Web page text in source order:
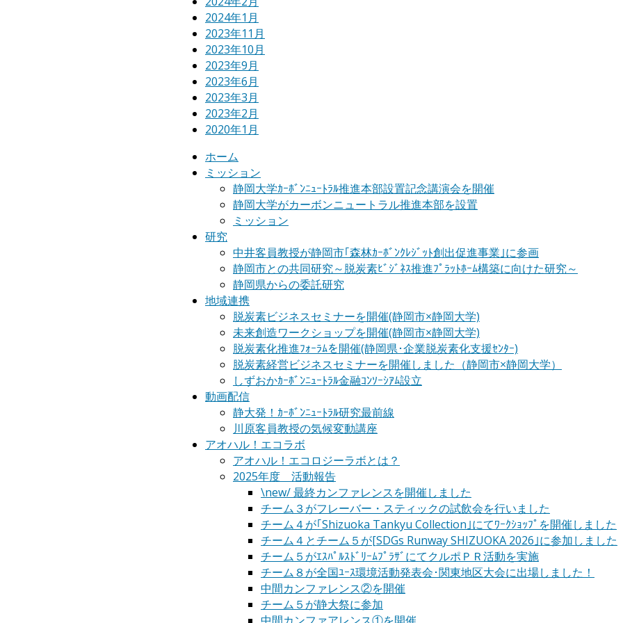
2024年1月
2023年11月
2023年10月
2023年9月
2023年6月
2023年3月
2023年2月
2020年1月
ホーム
ミッション
静岡大学ｶｰﾎﾞﾝﾆｭｰﾄﾗﾙ推進本部設置記念講演会を開催
静岡大学がカーボンニュートラル推進本部を設置
ミッション
研究
中井客員教授が静岡市｢森林ｶｰﾎﾞﾝｸﾚｼﾞｯﾄ創出促進事業｣に参画
静岡市との共同研究～脱炭素ﾋﾞｼﾞﾈｽ推進ﾌﾟﾗｯﾄﾎｰﾑ構築に向けた研究～
静岡県からの委託研究
地域連携
脱炭素ビジネスセミナーを開催(静岡市×静岡大学)
未来創造ワークショップを開催(静岡市×静岡大学)
脱炭素化推進ﾌｫｰﾗﾑを開催(静岡県･企業脱炭素化支援ｾﾝﾀｰ)
脱炭素経営ビジネスセミナーを開催しました（静岡市×静岡大学）
しずおかｶｰﾎﾞﾝﾆｭｰﾄﾗﾙ金融ｺﾝｿｰｼｱﾑ設立
動画配信
静大発！ｶｰﾎﾞﾝﾆｭｰﾄﾗﾙ研究最前線
川原客員教授の気候変動講座
アオハル！エコラボ
アオハル！エコロジーラボとは？
2025年度 活動報告
\new/ 最終カンファレンスを開催しました
チーム３がフレーバー・スティックの試飲会を行いました
チーム４が｢Shizuoka Tankyu Collection｣にてﾜｰｸｼｮｯﾌﾟを開催しました
チーム４とチーム５が[SDGs Runway SHIZUOKA 2026｣に参加しました
チーム５がｴｽﾊﾟﾙｽﾄﾞﾘｰﾑﾌﾟﾗｻﾞにてクルポＰＲ活動を実施
チーム８が全国ﾕｰｽ環境活動発表会･関東地区大会に出場しました！
中間カンファレンス②を開催
チーム５が静大祭に参加